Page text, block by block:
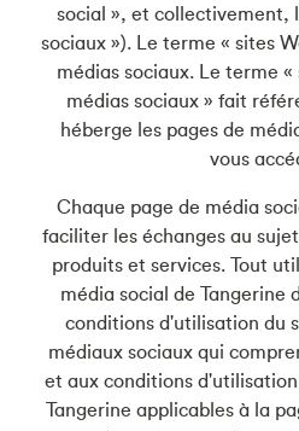
social », et collectivement,
sociaux »). Le terme « sites
médias sociaux. Le terme
médias sociaux » fait
héberge les pages de
vous
Chaque page de média
faciliter les échanges au
produits et services. Tout
média social de Tangerine
conditions d'utilisation du
médiaux sociaux qui
et aux conditions
Tangerine applicables à la